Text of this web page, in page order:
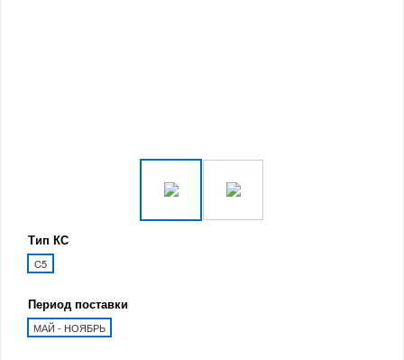
Тип КС
C5
Период поставки
МАЙ - НОЯБРЬ